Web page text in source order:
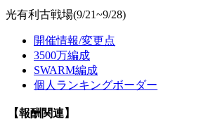
光有利古戦場(9/21~9/28)
開催情報/変更点
3500万編成
SWARM編成
個人ランキングボーダー
【報酬関連】